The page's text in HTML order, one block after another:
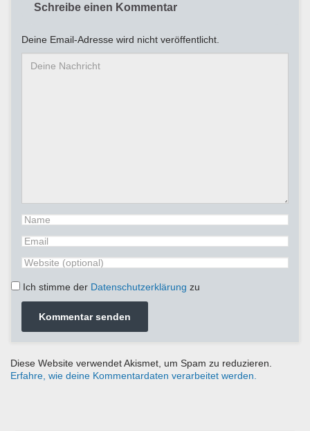
Schreibe einen Kommentar
Deine Email-Adresse wird nicht veröffentlicht.
Ich stimme der Datenschutzerklärung zu
Diese Website verwendet Akismet, um Spam zu reduzieren.
Erfahre, wie deine Kommentardaten verarbeitet werden.